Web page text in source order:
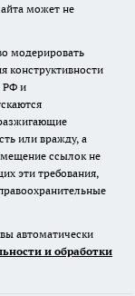
может не
модерировать
конструктивности
РФ и
или вражду, а
ссылок не
эти требования,
автоматически
и обработки